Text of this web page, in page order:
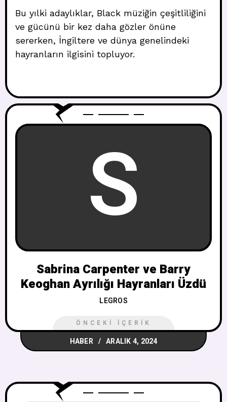
Bu yılki adaylıklar, Black müziğin çeşitliliğini
ve gücünü bir kez daha gözler önüne
sererken, İngiltere ve dünya genelindeki
hayranların ilgisini topluyor.
S
Sabrina Carpenter ve Barry
Keoghan Ayrılığı Hayranları Üzdü
LEGROS
ÖNCEKI İÇERIK
HABER ARALIK 4, 2024